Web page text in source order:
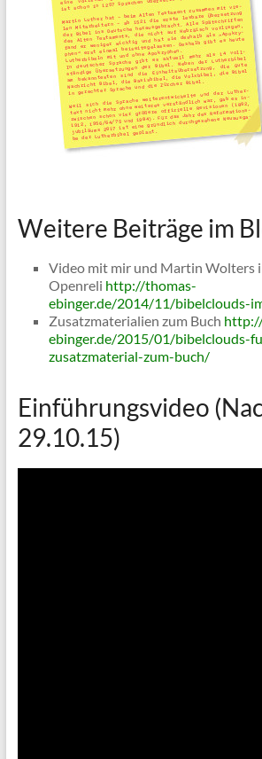
Weitere Beiträge im
Video mit mir und Martin Wolters
Openreli http://thomas-
ebinger.de/2014/11/bibelclouds-
Zusatzmaterialien zum Buch
ebinger.de/2015/01/bibelclouds-
zusatzmaterial-zum-buch/
Einführungsvideo
29.10.15)